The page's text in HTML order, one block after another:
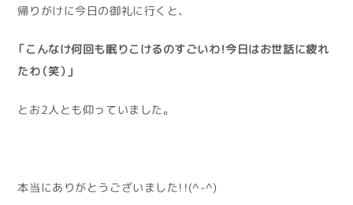
帰りがけに今日の御礼に行くと、
「こんなけ何回も眠りこけるのすごいわ！今日はお世話に疲れ
たわ（笑）」
とお2人とも仰っていました。
本当にありがとうございました！！(^-^)